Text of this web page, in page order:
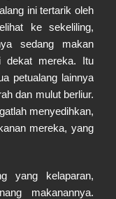
ini tertarik oleh
ke sekeliling,
sedang makan
dekat mereka. Itu
petualang lainnya
dan mulut berliur.
menyedihkan,
mereka, yang
yang kelaparan,
makanannya.